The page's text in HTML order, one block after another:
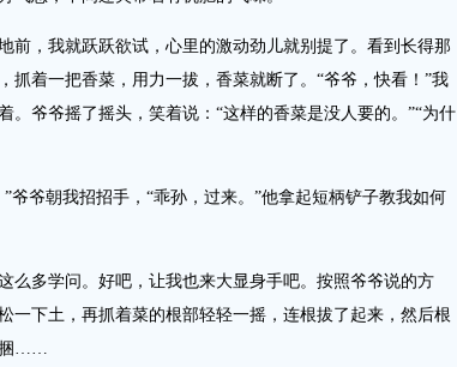
，我就跃跃欲试，心里的激动劲儿就别提了。看到长得那
抓着一把香菜，用力一拔，香菜就断了。“爷爷，快看！”我
。爷爷摇了摇头，笑着说：“这样的香菜是没人要的。”“为什
爷朝我招招手，“乖孙，过来。”他拿起短柄铲子教我如何
多学问。好吧，让我也来大显身手吧。按照爷爷说的方
一下土，再抓着菜的根部轻轻一摇，连根拔了起来，然后根
捆……